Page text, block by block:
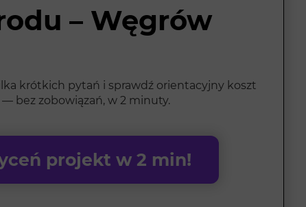
– Węgrów
krótkich pytań i sprawdź orientacyjny koszt
bez zobowiązań, w 2 minuty.
projekt w 2 min!